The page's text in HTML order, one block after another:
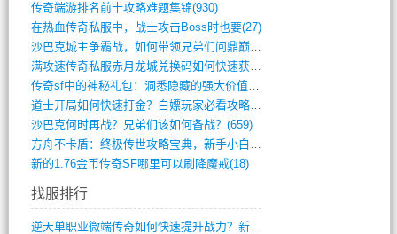
传奇端游排名前十攻略难题集锦(930)
在热血传奇私服中，战士攻击Boss时也要(27)
沙巴克城主争霸战，如何带领兄弟们问鼎巅峰(565)
满攻速传奇私服赤月龙城兑换码如何快速获取(676)
传奇sf中的神秘礼包：洞悉隐藏的强大价值(427)
道士开局如何快速打金？白嫖玩家必看攻略(5)
沙巴克何时再战？兄弟们该如何备战？(659)
方舟不卡盾：终极传世攻略宝典，新手小白逆(495)
新的1.76金币传奇SF哪里可以刷降魔戒(18)
找服排行
逆天单职业微端传奇如何快速提升战力？新手(4)